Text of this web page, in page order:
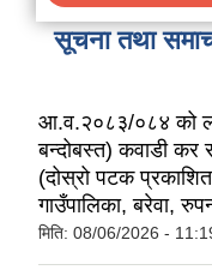
सूचना तथा
आ.व.२०८३/०८४ को
बन्दोबस्त) कवाडी
(दोस्रो पटक
गाउँपालिका, बरेवा,
मिति: 08/06/2026 -